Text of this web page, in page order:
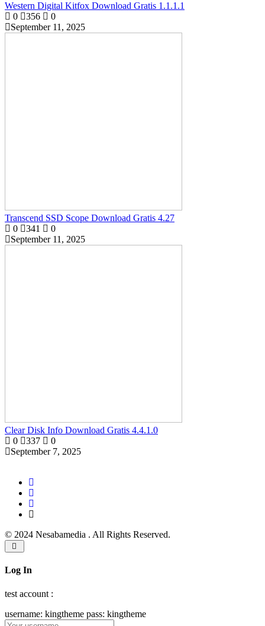
Western Digital Kitfox Download Gratis 1.1.1.1
0
356
0
September 11, 2025
Transcend SSD Scope Download Gratis 4.27
0
341
0
September 11, 2025
Clear Disk Info Download Gratis 4.4.1.0
0
337
0
September 7, 2025
© 2024 Nesabamedia . All Rights Reserved.
Log In
test account :
username: kingtheme pass: kingtheme